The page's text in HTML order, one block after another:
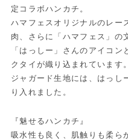
定コラボハンカチ。
ハマフェスオリジナルのレー
肉、さらに「ハマフェス」の
「はっしー」さんのアイコ
クタイが織り込まれています。
ジャガード生地には、はっし
り入れました。
『魅せるハンカチ』
吸水性も良く、肌触りも柔ら